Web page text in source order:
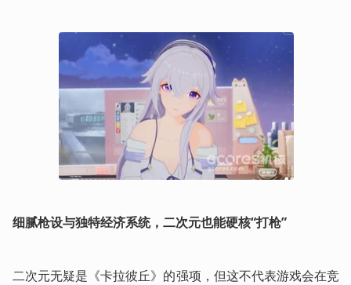
细腻枪设与独特经济系统，二次元也能硬核“打枪”
二次元无疑是《卡拉彼丘》的强项，但这不代表游戏会在竞